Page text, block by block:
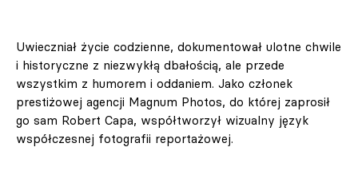
Uwieczniał życie codzienne, dokumentował ulotne chwile
i historyczne z niezwykłą dbałością, ale przede
wszystkim z humorem i oddaniem. Jako członek
prestiżowej agencji Magnum Photos, do której zaprosił
go sam Robert Capa, współtworzył wizualny język
współczesnej fotografii reportażowej.